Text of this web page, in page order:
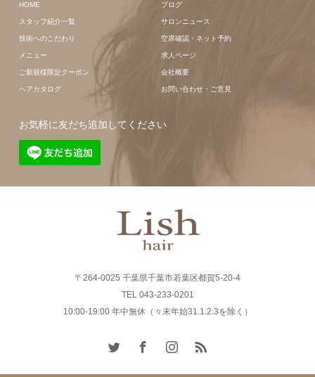
HOME
スタッフ紹介一覧
技術へのこだわり
メニュー
ご新規様限定クーポン
ヘアカタログ
ブログ
サロンニュース
空席確認・ネット予約
求人ページ
会社概要
お問い合わせ・ご意見
お気軽に友だち追加してください
〒264-0025 千葉県千葉市若葉区都賀5-20-4
TEL 043-233-0201
10:00-19:00 年中無休（々末年始31.1.2.3を除く）